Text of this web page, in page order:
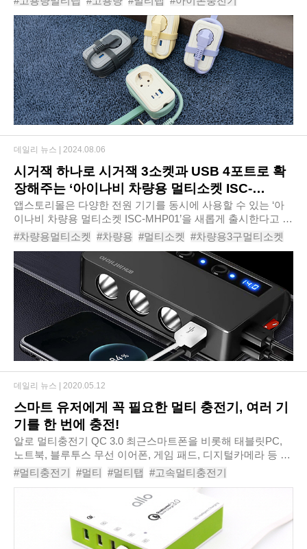
미니 멀티탭 4000W’는 콤팩트한 디자인으..
#초고속충전기 #휴대폰충전기 #USB멀티탭
#디자인멀티탭 #접지멀티탭
#에코너MT11전선형15M휴대용미니멀티탭4000W
시거잭 하나로 시거잭 3소켓과 USB 4포트로 확
장해주는 ‘아이나비 차량용 멀티소켓 ISC-
MHP01’
앱스토리몰은 다양한 전원 기기를 동시에 사용할 수 있는 ‘아
이나비 차량용 멀티소켓 ISC-MHP01’을 새롭게 출시한다고 밝
혔다. ‘아이나비 차량용 멀티소켓 ISC-MHP01’은 7in1 멀티소
켓으로 다양한 전원 기기를 연결해 동..
#차량용멀티소켓 #차량용 #멀티소켓 #차량용3구멀티소켓
#자동차멀티소켓 #차량용시가소켓 #차량용멀티시거잭
#차량용멀티탭
#USB멀티탭
#아이나비차량용멀티소켓ISC-MHP01
데일리 뉴스 | 2024.08.06
스마트 유저에게 꼭 필요한 멀티 충전기, 여러 기
기를 한 번에 충전!
알로 멀티충전기 QC 3.0 최근스마트폰을 비롯해 태블릿PC,
노트북, 블루투스 무선 이어폰, 게임 패드, 디지털카메라 등 다
수의 스마트 기기를 소지하고 있는사람들이 늘고 있다. 여러
IT 기기들을 사용하다 보면 기기수만큼 ..
#멀티충전기 #멀티 #멀티탭 #고속멀티충전기
#아이폰충전기 #갤럭시충전기 #핸드폰충전기
#USB멀티탭 #충전기
데일리 뉴스 | 2020.05.12